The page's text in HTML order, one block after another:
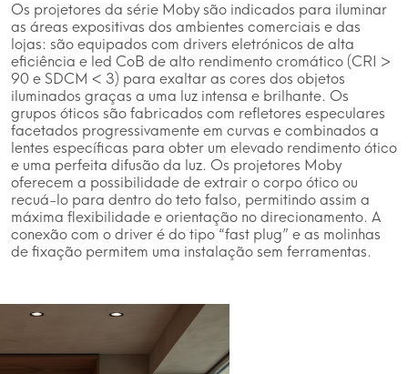
Os projetores da série Moby são indicados para iluminar
as áreas expositivas dos ambientes comerciais e das
lojas: são equipados com drivers eletrónicos de alta
eficiência e led CoB de alto rendimento cromático (CRI >
90 e SDCM < 3) para exaltar as cores dos objetos
iluminados graças a uma luz intensa e brilhante. Os
grupos óticos são fabricados com refletores especulares
facetados progressivamente em curvas e combinados a
lentes específicas para obter um elevado rendimento ótico
e uma perfeita difusão da luz. Os projetores Moby
oferecem a possibilidade de extrair o corpo ótico ou
recuá-lo para dentro do teto falso, permitindo assim a
máxima flexibilidade e orientação no direcionamento. A
conexão com o driver é do tipo “fast plug” e as molinhas
de fixação permitem uma instalação sem ferramentas.